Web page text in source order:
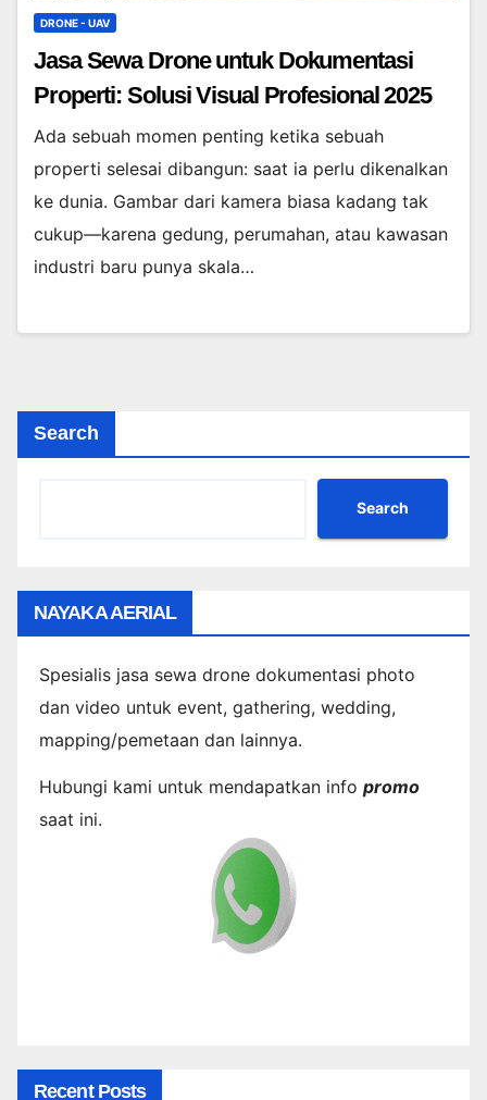
DRONE - UAV
Jasa Sewa Drone untuk Dokumentasi
Properti: Solusi Visual Profesional 2025
Ada sebuah momen penting ketika sebuah
properti selesai dibangun: saat ia perlu dikenalkan
ke dunia. Gambar dari kamera biasa kadang tak
cukup—karena gedung, perumahan, atau kawasan
industri baru punya skala…
Search
Search
NAYAKA AERIAL
Spesialis jasa sewa drone dokumentasi photo
dan video untuk event, gathering, wedding,
mapping/pemetaan dan lainnya.
Hubungi kami untuk mendapatkan info promo
saat ini.
Recent Posts